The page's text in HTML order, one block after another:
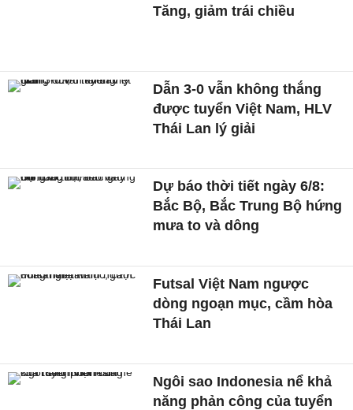
Tăng, giảm trái chiều
Dẫn 3-0 vẫn không thắng
được tuyển Việt Nam, HLV
Thái Lan lý giải
Dự báo thời tiết ngày 6/8:
Bắc Bộ, Bắc Trung Bộ hứng
mưa to và dông
Futsal Việt Nam ngược
dòng ngoạn mục, cầm hòa
Thái Lan
Ngôi sao Indonesia nể khả
năng phản công của tuyển